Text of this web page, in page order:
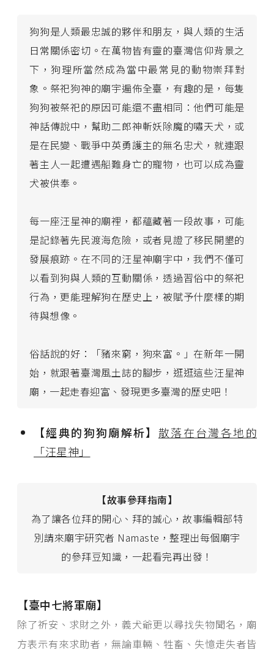
狗狗是人類最忠誠的夥伴和朋友，與人類的生活
日常關係密切。在萬物皆有靈的臺灣信仰背景之
下，狗理所當然成為當中最常見的動物崇拜對
象。祭祀狗神的廟宇遍佈全臺，有趣的是，每隻
狗狗被祭祀的原因可能還不盡相同：他們可能是
神話傳說中，幫助二郎神斬妖除魔的嘯天犬，或
是在民變、戰爭中英勇護主的無名忠犬，就連跟
著主人一起遭遇船難身亡的寵物，也可以成為靈
犬被供奉。
每一座汪星神的廟裡，都蘊藏著一段故事，可能
是記錄著先民渡海危險，或者見證了移民開墾的
發展痕跡。在不同的汪星神廟宇中，我們不僅可
以看到狗與人類的互動關係，透過習俗中的祭祀
行為，更能理解狗在歷史上，被賦予什麼樣的期
待與想像。
俗話說的好：「豬來窮，狗來富。」在新年一開
始，就跟著臺灣風土誌的腳步，逛逛這些汪星神
廟，一起走春迎富、發現更多臺灣的歷史吧！
【經典的狗狗廟解析】 散落在台灣各地的
「汪星神」
【故事參拜指南】
為了讓各位拜的開心、拜的誠心，故事編輯部特
別請來廟宇研究者 Namaste，整理出每個廟宇
的參拜豆知識，一起看完再出發！
【臺中七將軍廟】
除了祈安、求財之外，義犬爺更以尋找失物聞名，廟
方表示有來求助者，無論車輛、牲畜、失憶走失者皆